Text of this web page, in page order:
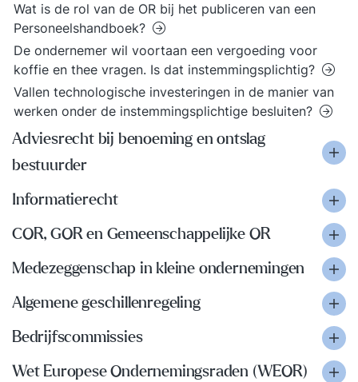
Wat is de rol van de OR bij het publiceren van een
Personeelshandboek?
De ondernemer wil voortaan een vergoeding voor
koffie en thee vragen. Is dat instemmingsplichtig?
Vallen technologische investeringen in de manier van
werken onder de instemmingsplichtige besluiten?
Adviesrecht bij benoeming en ontslag
bestuurder
Informatierecht
COR, GOR en Gemeenschappelijke OR
Medezeggenschap in kleine ondernemingen
Algemene geschillenregeling
Bedrijfscommissies
Wet Europese Ondernemingsraden (WEOR)